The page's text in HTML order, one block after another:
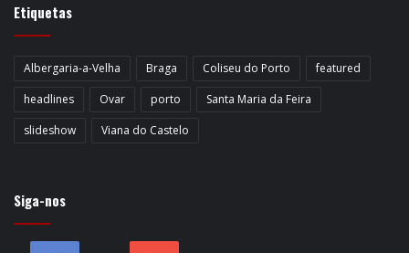
Etiquetas
Albergaria-a-Velha Braga Coliseu do Porto
featured
headlines
Ovar porto
Santa Maria da Feira
slideshow
Viana do Castelo
Siga-nos